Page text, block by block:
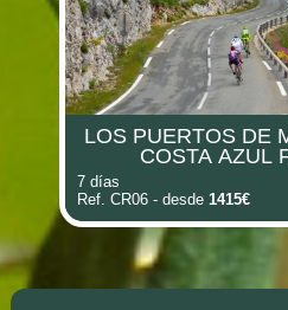
LOS PUERTOS DE
COSTA AZUL
7 días
Ref. CR06 - desde 1415€